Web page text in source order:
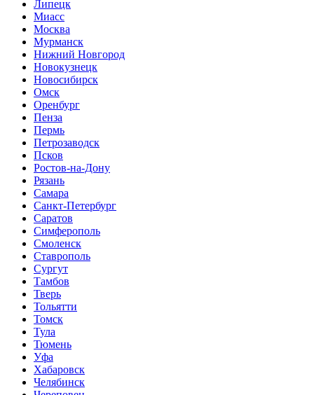
Липецк
Миасс
Москва
Мурманск
Нижний Новгород
Новокузнецк
Новосибирск
Омск
Оренбург
Пенза
Пермь
Петрозаводск
Псков
Ростов-на-Дону
Рязань
Самара
Санкт-Петербург
Саратов
Симферополь
Смоленск
Ставрополь
Сургут
Тамбов
Тверь
Тольятти
Томск
Тула
Тюмень
Уфа
Хабаровск
Челябинск